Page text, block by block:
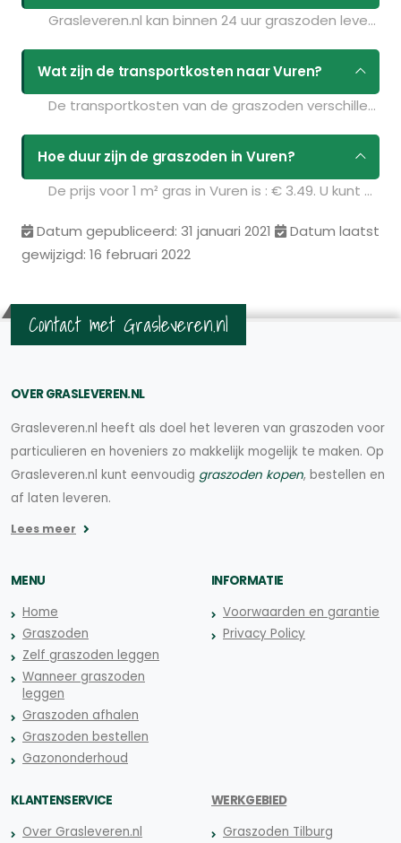
Grasleveren.nl kan binnen 24 uur graszoden leveren in Vuren. Als u bijvoorbeeld graszoden op maandag bestelt voor 11:30 kunt u ze de volgende dag geleverd krijgen. Kijk voor de actuele leverdagen op de pagina
Wat zijn de transportkosten naar Vuren?
De transportkosten van de graszoden verschillen per postcodegebied en zijn afhankelijk van de hoeveelheid graszoden die u bestelt. Bent u benieuwd naar de prijzen? Vul uw gegevens in op de pagina
Hoe duur zijn de graszoden in Vuren?
De prijs voor 1 m² gras in Vuren is : € 3.49. U kunt deze graszoden bestellen via de volgende link:
Datum gepubliceerd: 31 januari 2021
Datum laatst
gewijzigd: 16 februari 2022
Contact met Grasleveren.nl
OVER GRASLEVEREN.NL
Grasleveren.nl heeft als doel het leveren van graszoden voor
particulieren en hoveniers zo makkelijk mogelijk te maken. Op
Grasleveren.nl kunt eenvoudig graszoden kopen, bestellen en
af laten leveren.
Lees meer
MENU
Home
Graszoden
Zelf graszoden leggen
Wanneer graszoden
leggen
Graszoden afhalen
Graszoden bestellen
Gazononderhoud
INFORMATIE
Voorwaarden en garantie
Privacy Policy
KLANTENSERVICE
Over Grasleveren.nl
WERKGEBIED
Graszoden Tilburg